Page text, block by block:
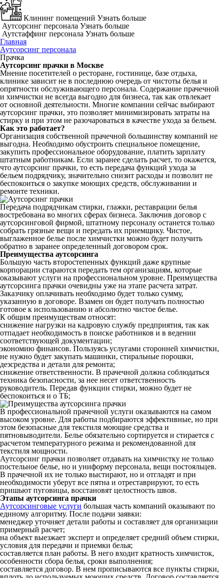
Клининг помещений Узнать больше
Аутсорсинг персонала Узнать больше
Аутстаффинг персонала Узнать больше
Главная
Аутсорсинг персонала
Прачка
Аутсорсинг прачки в Москве
Мнение посетителей о ресторане, гостинице, базе отдыха,
клинике зависит не в последнюю очередь от чистоты белья и
опрятности обслуживающего персонала. Содержание прачечной
и химчистки не всегда выгодно для бизнеса, так как отвлекает
от основной деятельности. Многие компании сейчас выбирают
аутсорсинг прачки, это позволяет минимизировать затраты на
стирку и при этом не разочароваться в качестве ухода за бельем.
Как это работает?
Организация собственной прачечной большинству компаний не
выгодна. Необходимо обустроить специальное помещение,
закупить профессиональное оборудование, платить зарплату
штатным работникам. Если заранее сделать расчет, то окажется,
что аутсорсинг прачки, то есть передача функций ухода за
бельем подрядчику, значительно снизит расходы и позволит не
беспокоиться о закупке моющих средств, обслуживании и
ремонте техники.
Передача подрядчикам стирки, глажки, реставрации белья
востребована во многих сферах бизнеса. Заключив договор с
аутсорсинговой фирмой, штатному персоналу останется только
собрать грязные вещи и передать их приемщику. Чистое,
выглаженное белье после химчистки можно будет получить
обратно в заранее определенный договором срок.
Преимущества аутсорсинга
Большую часть второстепенных функций даже крупные
корпорации стараются передать тем организациям, которые
оказывают услуги на профессиональном уровне. Преимущества
аутсорсинга прачки очевидны уже на этапе расчета затрат.
Заказчику оплачивать необходимо будет только сумму,
указанную в договоре. Взамен он будет получать полностью
готовое к использованию и абсолютно чистое белье.
К общим преимуществам относят:
снижение нагрузки на кадровую службу предприятия, так как
отпадает необходимость в поиске работников и в ведении
соответствующей документации;
экономию финансов. Пользуясь услугами сторонней химчистки,
не нужно будет закупать машинки, стиральные порошки,
дезсредства и детали для ремонта;
снижение ответственности. В прачечной должна соблюдаться
техника безопасности, за нее несет ответственность
руководитель. Передав функции стирки, можно будет не
беспокоиться и о ТБ;
В профессиональной прачечной услуги оказываются на самом
высоком уровне. Для работы подбираются эффективные, но при
этом безопасные для текстиля моющие средства и
пятновыводители. Белье обязательно сортируется и стирается с
расчетом температурного режима и рекомендованной для
текстиля мощности.
Аутсорсинг прачки позволяет отдавать на химчистку не только
постельное белье, но и униформу персонала, вещи постояльцев.
В прачечной их не только выстирают, но и отгладят и при
необходимости уберут все пятна и отреставрируют, то есть
пришьют пуговицы, восстановят целостность швов.
Этапы аутсорсинга прачки
Аутсорсинговые услуги большая часть компаний оказывают по
единому алгоритму. После подачи заявки:
менеджер уточняет детали работы и составляет для организации
примерный расчет;
на объект выезжает эксперт и определяет средний объем стирки,
условия для передачи и приемки белья;
составляется план работы. В него входит кратность химчисток,
особенности сбора белья, сроки выполнения;
составляется договор. В нем прописываются все пункты стирки,